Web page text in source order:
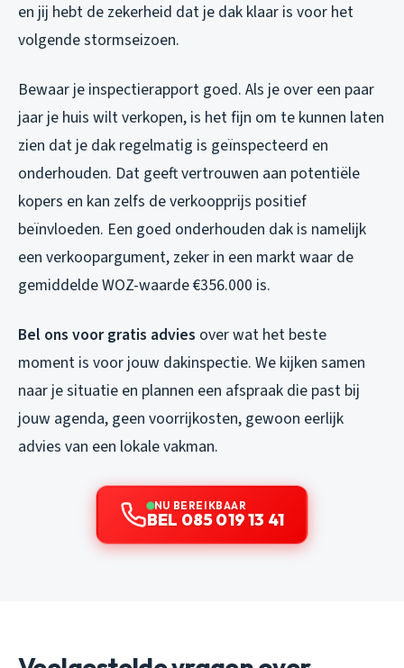
en jij hebt de zekerheid dat je dak klaar is voor het
volgende stormseizoen.
Bewaar je inspectierapport goed. Als je over een paar
jaar je huis wilt verkopen, is het fijn om te kunnen laten
zien dat je dak regelmatig is geïnspecteerd en
onderhouden. Dat geeft vertrouwen aan potentiële
kopers en kan zelfs de verkoopprijs positief
beïnvloeden. Een goed onderhouden dak is namelijk
een verkoopargument, zeker in een markt waar de
gemiddelde WOZ-waarde €356.000 is.
Bel ons voor gratis advies over wat het beste
moment is voor jouw dakinspectie. We kijken samen
naar je situatie en plannen een afspraak die past bij
jouw agenda, geen voorrijkosten, gewoon eerlijk
advies van een lokale vakman.
NU BEREIKBAAR
BEL 085 019 13 41